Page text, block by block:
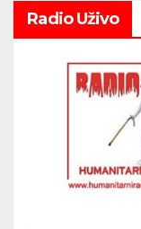
Radio Uživo